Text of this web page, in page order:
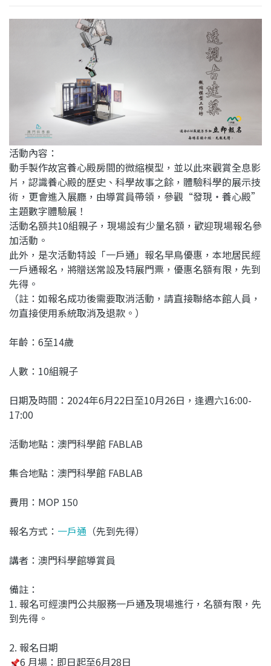
活動內容：
動手製作故宮養心殿房間的微縮模型，並以此來觀賞全息影
片，認識養心殿的歷史、科學故事之餘，體驗科學的展示技
術，更會進入展廳，由導賞員帶領，參觀“發現‧養心殿”
主題數字體驗展！
活動名額共10組親子，現場設有少量名額，歡迎現場報名參
加活動。
此外，是次活動特設「一戶通」報名早鳥優惠，本地居民經
一戶通報名，將贈送常設及特展門票，優惠名額有限，先到
先得。
（註：如報名成功後需要取消活動，請直接聯絡本館人員，
勿直接使用系統取消及退款。）
年齡：6至14歲
人數：10組親子
日期及時間：2024年6月22日至10月26日，逢週六16:00-
17:00
活動地點：澳門科學館 FABLAB
集合地點：澳門科學館 FABLAB
費用：MOP 150
報名方式： 一戶通 （先到先得）
講者：澳門科學館導賞員
備註：
1. 報名可經澳門公共服務一戶通及現場進行，名額有限，先
到先得。
2. 報名日期
6 月場：即日起至6月28日